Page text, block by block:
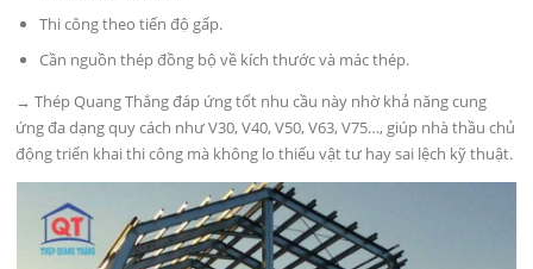
Thi công theo tiến độ gấp.
Cần nguồn thép đồng bộ về kích thước và mác thép.
→ Thép Quang Thắng đáp ứng tốt nhu cầu này nhờ khả năng cung
ứng đa dạng quy cách như V30, V40, V50, V63, V75…, giúp nhà thầu chủ
động triển khai thi công mà không lo thiếu vật tư hay sai lệch kỹ thuật.